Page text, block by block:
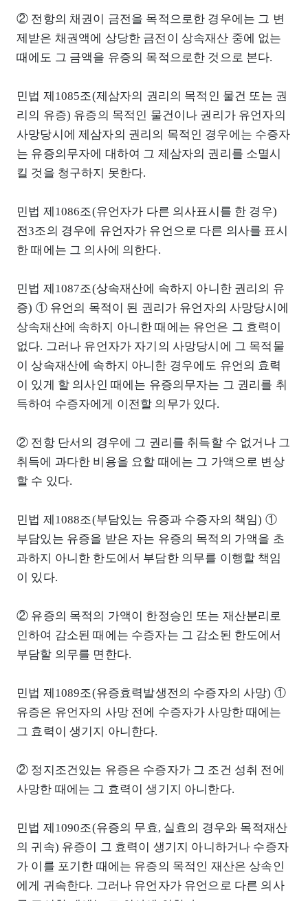
② 전항의 채권이 금전을 목적으로한 경우에는 그 변
제받은 채권액에 상당한 금전이 상속재산 중에 없는
때에도 그 금액을 유증의 목적으로한 것으로 본다.
민법 제1085조(제삼자의 권리의 목적인 물건 또는 권
리의 유증) 유증의 목적인 물건이나 권리가 유언자의
사망당시에 제삼자의 권리의 목적인 경우에는 수증자
는 유증의무자에 대하여 그 제삼자의 권리를 소멸시
킬 것을 청구하지 못한다.
민법 제1086조(유언자가 다른 의사표시를 한 경우)
전3조의 경우에 유언자가 유언으로 다른 의사를 표시
한 때에는 그 의사에 의한다.
민법 제1087조(상속재산에 속하지 아니한 권리의 유
증) ① 유언의 목적이 된 권리가 유언자의 사망당시에
상속재산에 속하지 아니한 때에는 유언은 그 효력이
없다. 그러나 유언자가 자기의 사망당시에 그 목적물
이 상속재산에 속하지 아니한 경우에도 유언의 효력
이 있게 할 의사인 때에는 유증의무자는 그 권리를 취
득하여 수증자에게 이전할 의무가 있다.
② 전항 단서의 경우에 그 권리를 취득할 수 없거나 그
취득에 과다한 비용을 요할 때에는 그 가액으로 변상
할 수 있다.
민법 제1088조(부담있는 유증과 수증자의 책임) ①
부담있는 유증을 받은 자는 유증의 목적의 가액을 초
과하지 아니한 한도에서 부담한 의무를 이행할 책임
이 있다.
② 유증의 목적의 가액이 한정승인 또는 재산분리로
인하여 감소된 때에는 수증자는 그 감소된 한도에서
부담할 의무를 면한다.
민법 제1089조(유증효력발생전의 수증자의 사망) ①
유증은 유언자의 사망 전에 수증자가 사망한 때에는
그 효력이 생기지 아니한다.
② 정지조건있는 유증은 수증자가 그 조건 성취 전에
사망한 때에는 그 효력이 생기지 아니한다.
민법 제1090조(유증의 무효, 실효의 경우와 목적재산
의 귀속) 유증이 그 효력이 생기지 아니하거나 수증자
가 이를 포기한 때에는 유증의 목적인 재산은 상속인
에게 귀속한다. 그러나 유언자가 유언으로 다른 의사